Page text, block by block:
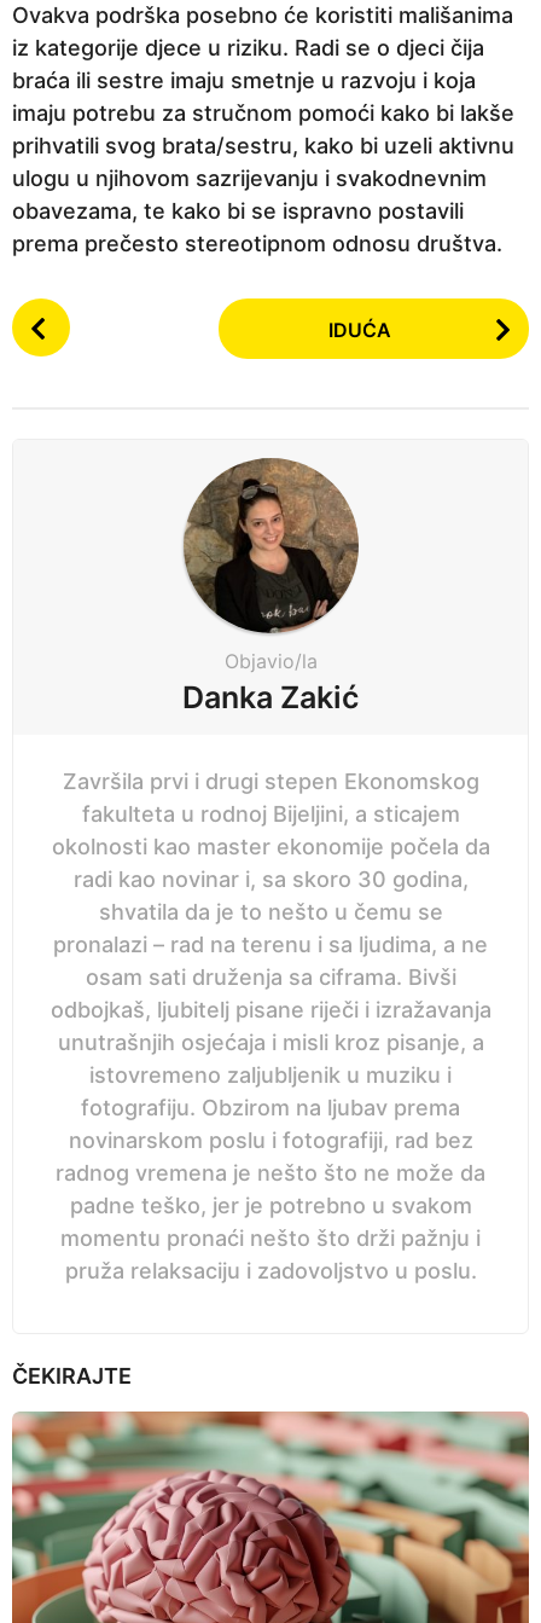
Ovakva podrška posebno će koristiti mališanima
iz kategorije djece u riziku. Radi se o djeci čija
braća ili sestre imaju smetnje u razvoju i koja
imaju potrebu za stručnom pomoći kako bi lakše
prihvatili svog brata/sestru, kako bi uzeli aktivnu
ulogu u njihovom sazrijevanju i svakodnevnim
obavezama, te kako bi se ispravno postavili
prema prečesto stereotipnom odnosu društva.
P
o
IDUĆA
Objavio/la
Danka Zakić
Završila prvi i drugi stepen Ekonomskog
fakulteta u rodnoj Bijeljini, a sticajem
okolnosti kao master ekonomije počela da
radi kao novinar i, sa skoro 30 godina,
shvatila da je to nešto u čemu se
pronalazi – rad na terenu i sa ljudima, a ne
osam sati druženja sa ciframa. Bivši
odbojkaš, ljubitelj pisane riječi i izražavanja
unutrašnjih osjećaja i misli kroz pisanje, a
istovremeno zaljubljenik u muziku i
fotografiju. Obzirom na ljubav prema
novinarskom poslu i fotografiji, rad bez
radnog vremena je nešto što ne može da
padne teško, jer je potrebno u svakom
momentu pronaći nešto što drži pažnju i
pruža relaksaciju i zadovoljstvo u poslu.
ČEKIRAJTE